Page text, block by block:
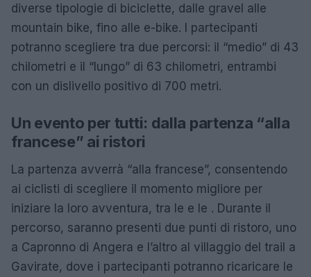
diverse tipologie di biciclette, dalle gravel alle
mountain bike, fino alle e-bike. I partecipanti
potranno scegliere tra due percorsi: il “medio” di 43
chilometri e il “lungo” di 63 chilometri, entrambi
con un dislivello positivo di 700 metri.
Un evento per tutti: dalla partenza “alla
francese” ai ristori
La partenza avverrà “alla francese”, consentendo
ai ciclisti di scegliere il momento migliore per
iniziare la loro avventura, tra le e le . Durante il
percorso, saranno presenti due punti di ristoro, uno
a Capronno di Angera e l’altro al villaggio del trail a
Gavirate, dove i partecipanti potranno ricaricare le